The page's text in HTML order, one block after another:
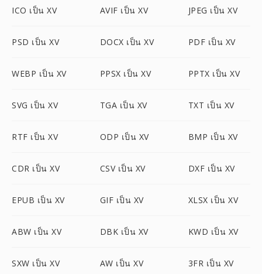
ICO เป็น XV AVIF เป็น XV JPEG เป็น XV
PSD เป็น XV DOCX เป็น XV PDF เป็น XV
WEBP เป็น XV PPSX เป็น XV PPTX เป็น XV
SVG เป็น XV TGA เป็น XV TXT เป็น XV
RTF เป็น XV ODP เป็น XV BMP เป็น XV
CDR เป็น XV CSV เป็น XV DXF เป็น XV
EPUB เป็น XV GIF เป็น XV XLSX เป็น XV
ABW เป็น XV DBK เป็น XV KWD เป็น XV
SXW เป็น XV AW เป็น XV 3FR เป็น XV